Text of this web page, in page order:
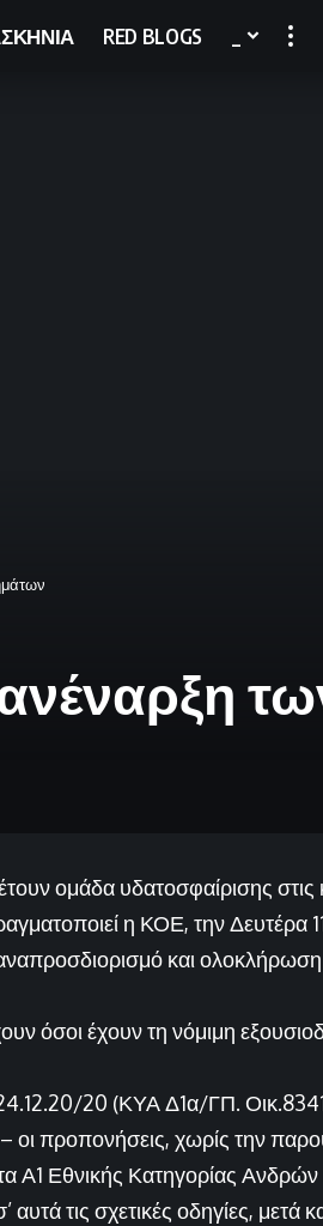
RED BLOGS
ομάδα υδατοσφαίρισης
η ΚΟΕ, την Δευτέρα
και
όσοι έχουν τη νόμιμη
20 (ΚΥΑ Δ1α/ΓΠ.
οι προπονήσεις, χωρίς την
Εθνικής Κατηγορίας Ανδρών
τις σχετικές οδηγίες, μετά